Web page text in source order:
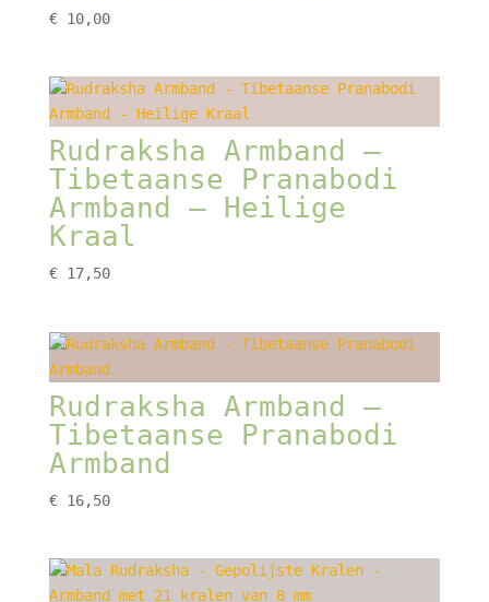
€10,00
Rudraksha Armband –
Tibetaanse Pranabodi
Armband – Heilige
Kraal
€17,50
Rudraksha Armband –
Tibetaanse Pranabodi
Armband
€16,50